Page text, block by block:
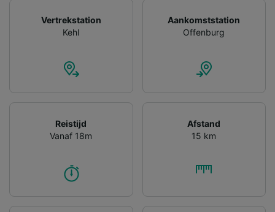
Vertrekstation
Kehl
Aankomststation
Offenburg
Reistijd
Vanaf 18m
Afstand
15 km